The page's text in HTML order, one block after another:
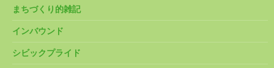
まちづくり的雑記
インバウンド
シビックプライド